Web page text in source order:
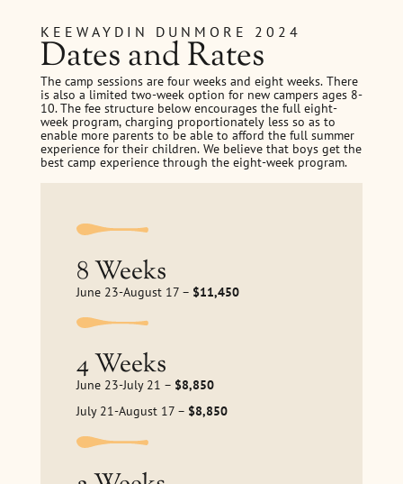
KEEWAYDIN DUNMORE 2024
Dates and Rates
The camp sessions are four weeks and eight weeks. There
is also a limited two-week option for new campers ages 8-
10. The fee structure below encourages the full eight-
week program, charging proportionately less so as to
enable more parents to be able to afford the full summer
experience for their children. We believe that boys get the
best camp experience through the eight-week program.
8 Weeks
June 23-August 17 – $11,450
4 Weeks
June 23-July 21 – $8,850
July 21-August 17 – $8,850